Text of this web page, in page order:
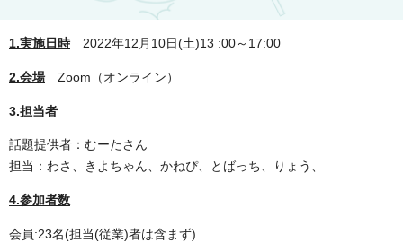
1.実施日時2022年12月10日(土)13 :00～17:00
2.会場Zoom（オンライン）
3.担当者
話題提供者：むーたさん
担当：わさ、きよちゃん、かねぴ、とばっち、りょう、
4.参加者数
会員:23名(担当(従業)者は含まず)